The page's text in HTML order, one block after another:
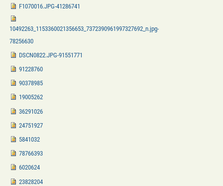
F1070016.JPG-41286741
10492263_1153360021356653_7372390961997327692_n.jpg-
78256630
DSCN0822.JPG-91551771
91228760
90378985
19005262
36291026
24751927
5841032
78766393
6020624
23828204